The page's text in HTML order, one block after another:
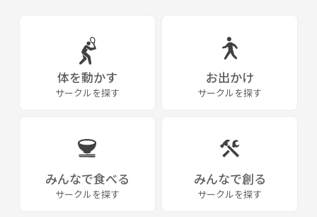
体を動かす
サークルを探す
お出かけ
サークルを探す
みんなで食べる
サークルを探す
みんなで創る
サークルを探す